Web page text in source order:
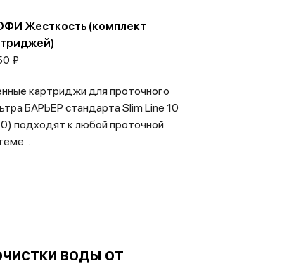
Жесткость (комплект
₽
картриджи для проточного
БАРЬЕР стандарта Slim Line 10
подходят к любой проточной
воды от